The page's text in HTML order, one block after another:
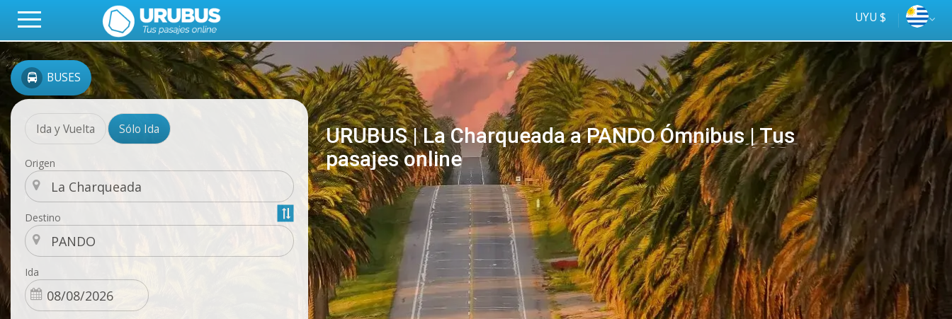
UYU $
BUSES
Ida y Vuelta Sólo Ida
Origen
Destino
Ida
URUBUS | La Charqueada a PANDO Ómnibus | Tus
pasajes online
online
Tus
ómnibus